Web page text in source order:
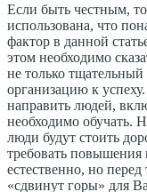
Если быть честным,
использована, что
фактор в данной
этом необходимо
не только тщательный
организацию к
направить людей,
необходимо обучать.
люди будут стоить
требовать
естественно, но
«сдвинут горы» для